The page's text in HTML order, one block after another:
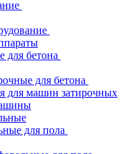
бетона
для бетона
для машин затирочных
для пола